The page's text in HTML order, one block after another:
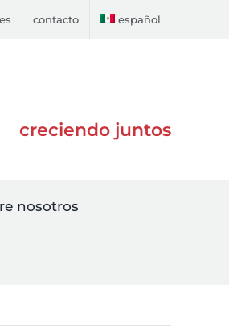
contacto español
creciendo juntos
nosotros